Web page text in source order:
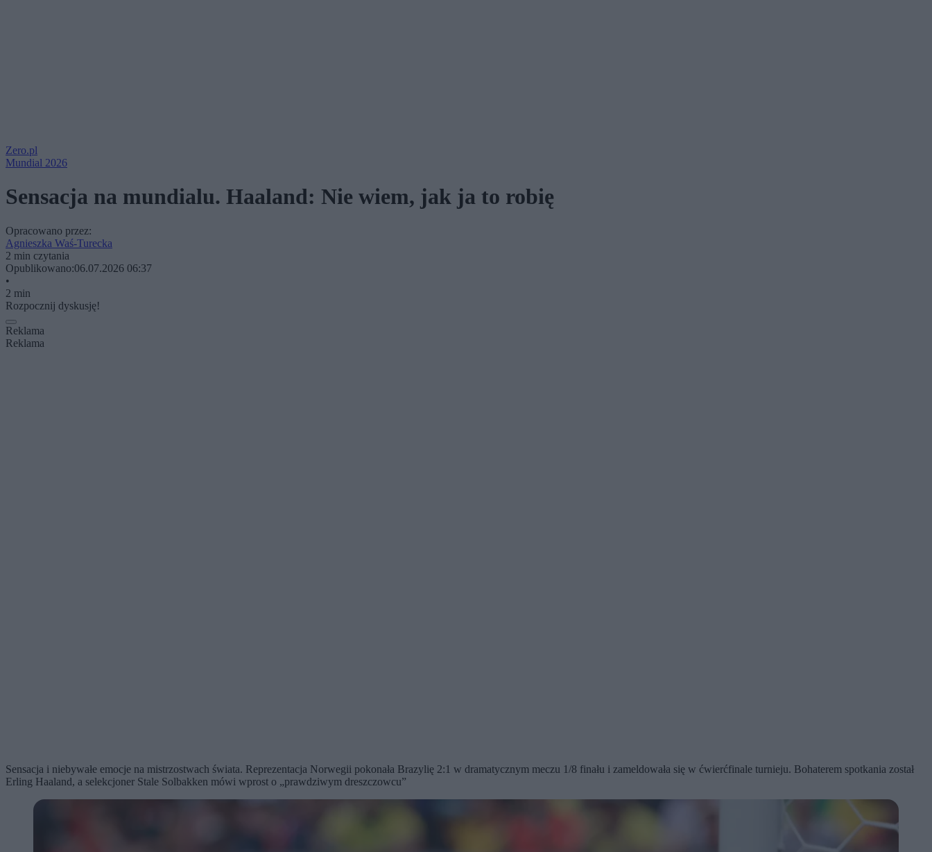
Zero.pl
Mundial 2026
Sensacja na mundialu. Haaland: Nie wiem, jak ja to robię
Opracowano przez:
Agnieszka Waś-Turecka
2 min czytania
Opublikowano:06.07.2026 06:37
•
2 min
Rozpocznij dyskusję!
Reklama
Reklama
Sensacja i niebywałe emocje na mistrzostwach świata. Reprezentacja Norwegii pokonała Brazylię 2:1 w dramatycznym meczu 1/8 finału i zameldowała się w ćwierćfinale turnieju. Bohaterem spotkania został
Erling Haaland, a selekcjoner Stale Solbakken mówi wprost o „prawdziwym dreszczowcu”